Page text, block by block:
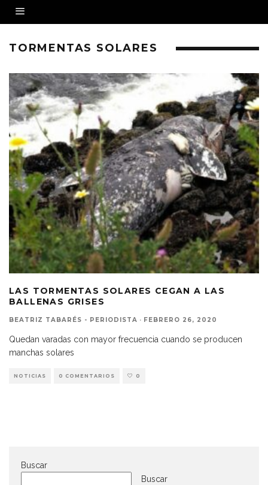
TORMENTAS SOLARES
LAS TORMENTAS SOLARES CEGAN A LAS
BALLENAS GRISES
BEATRIZ TABARÉS - PERIODISTA · FEBRERO 26, 2020
Quedan varadas con mayor frecuencia cuando se producen
manchas solares
NOTICIAS 0 COMENTARIOS 0
Buscar
Buscar